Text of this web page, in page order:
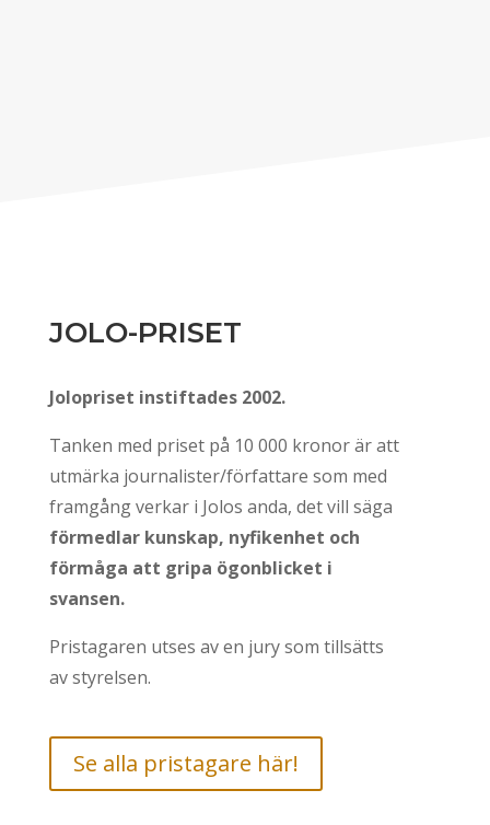
JOLO-PRISET
Jolopriset instiftades 2002.
Tanken med priset på 10 000 kronor är att
utmärka journalister/författare som med
framgång verkar i Jolos anda, det vill säga
förmedlar kunskap, nyfikenhet och
förmåga att gripa ögonblicket i
svansen.
Pristagaren utses av en jury som tillsätts
av styrelsen.
Se alla pristagare här!